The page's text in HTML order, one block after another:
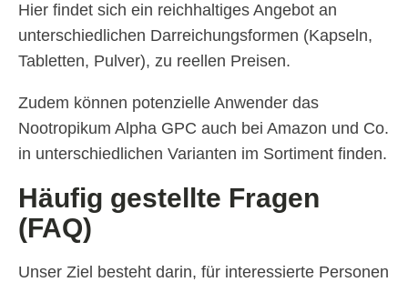
Hier findet sich ein reichhaltiges Angebot an
unterschiedlichen Darreichungsformen (Kapseln,
Tabletten, Pulver), zu reellen Preisen.
Zudem können potenzielle Anwender das
Nootropikum Alpha GPC auch bei Amazon und Co.
in unterschiedlichen Varianten im Sortiment finden.
Häufig gestellte Fragen
(FAQ)
Unser Ziel besteht darin, für interessierte Personen